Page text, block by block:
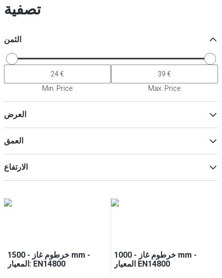
تصفية
الثمن
Min. Price Max. Price
العرض
العمق
الارتفاع
خرطوم غاز - 1500 mm -
المعيار: EN14800
خرطوم غاز - 1000 mm -
المعيار EN14800